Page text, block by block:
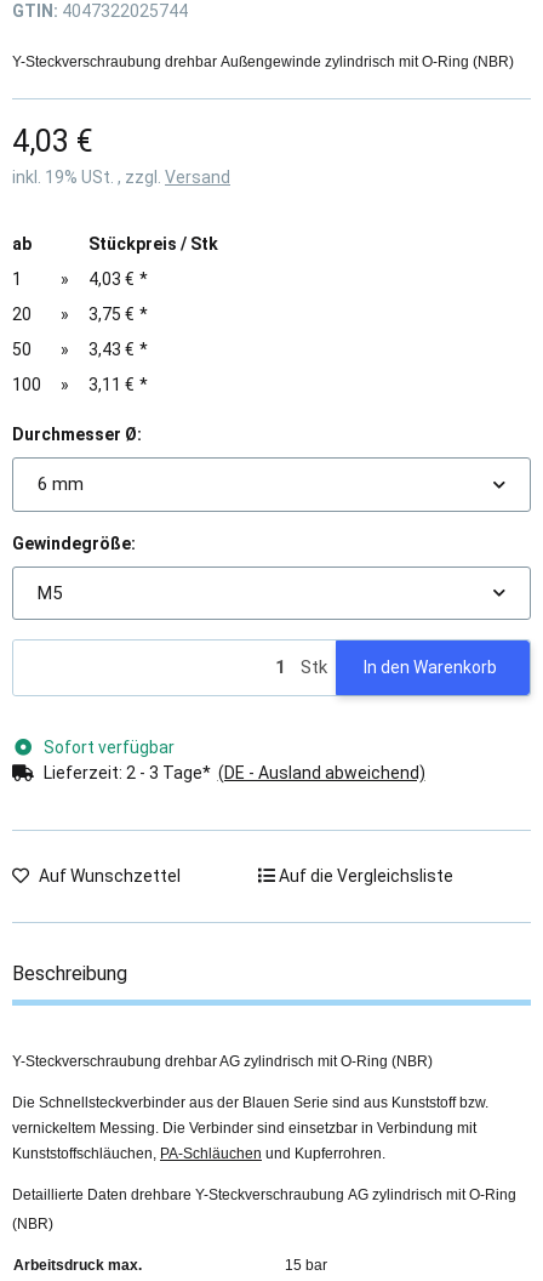
GTIN: 4047322025744
Y-Steckverschraubung drehbar Außengewinde zylindrisch mit O-Ring (NBR)
4,03 €
inkl. 19% USt. , zzgl. Versand
ab
Stückpreis / Stk
1
» 4,03 € *
20
» 3,75 € *
50
» 3,43 € *
100
» 3,11 € *
Durchmesser Ø:
6 mm
Gewindegröße:
M5
Stk In den Warenkorb
Sofort verfügbar
Lieferzeit: 2 - 3 Tage* (DE - Ausland abweichend)
Auf Wunschzettel Auf die Vergleichsliste
Beschreibung
Y-Steckverschraubung drehbar AG zylindrisch mit O-Ring (NBR)
Die Schnellsteckverbinder aus der Blauen Serie sind aus Kunststoff bzw.
vernickeltem Messing. Die Verbinder sind einsetzbar in Verbindung mit
Kunststoffschläuchen, PA-Schläuchen und Kupferrohren.
Detaillierte Daten drehbare Y-Steckverschraubung AG zylindrisch mit O-Ring
(NBR)
Arbeitsdruck max. 15 bar